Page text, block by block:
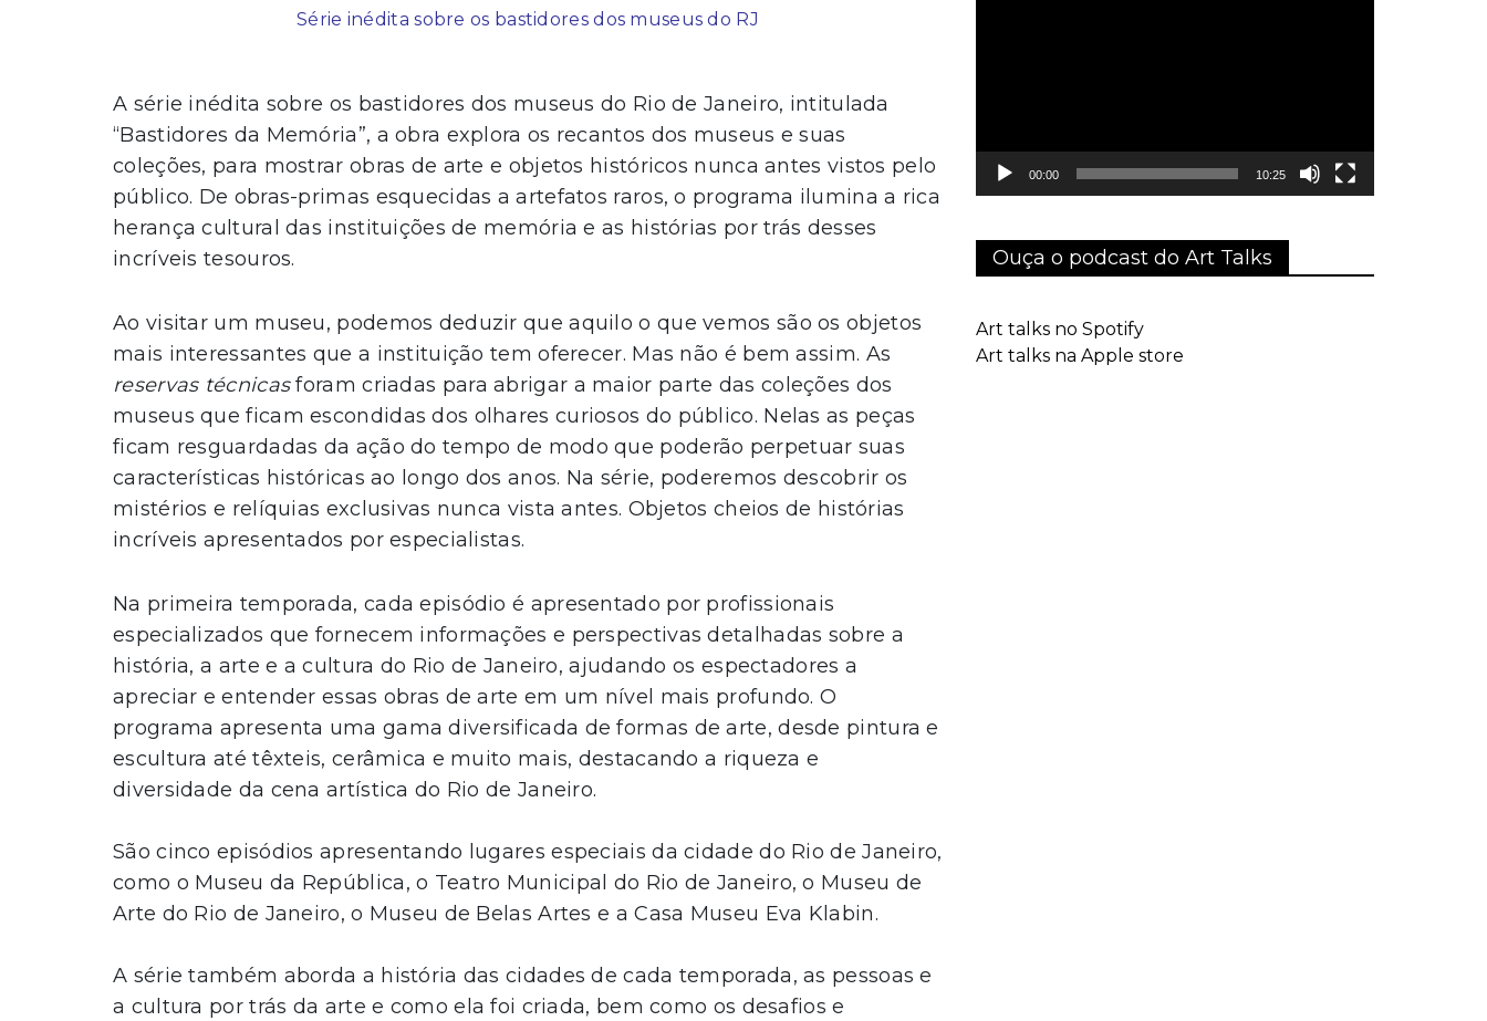
Série inédita sobre os bastidores dos museus do RJ
A série inédita sobre os bastidores dos museus do Rio de Janeiro, intitulada
“Bastidores da Memória”, a obra explora os recantos dos museus e suas
coleções, para mostrar obras de arte e objetos históricos nunca antes vistos pelo
público. De obras-primas esquecidas a artefatos raros, o programa ilumina a rica
herança cultural das instituições de memória e as histórias por trás desses
incríveis tesouros.
Ao visitar um museu, podemos deduzir que aquilo o que vemos são os objetos
mais interessantes que a instituição tem oferecer. Mas não é bem assim. As
reservas técnicasforam criadas para abrigar a maior parte das coleções dos
museus que ficam escondidas dos olhares curiosos do público. Nelas as peças
ficam resguardadas da ação do tempo de modo que poderão perpetuar suas
características históricas ao longo dos anos. Na série, poderemos descobrir os
mistérios e relíquias exclusivas nunca vista antes. Objetos cheios de histórias
incríveis apresentados por especialistas.
Na primeira temporada, cada episódio é apresentado por profissionais
especializados que fornecem informações e perspectivas detalhadas sobre a
história, a arte e a cultura do Rio de Janeiro, ajudando os espectadores a
apreciar e entender essas obras de arte em um nível mais profundo. O
programa apresenta uma gama diversificada de formas de arte, desde pintura e
escultura até têxteis, cerâmica e muito mais, destacando a riqueza e
diversidade da cena artística do Rio de Janeiro.
São cinco episódios apresentando lugares especiais da cidade do Rio de Janeiro,
como o Museu da República, o Teatro Municipal do Rio de Janeiro, o Museu de
Arte do Rio de Janeiro, o Museu de Belas Artes e a Casa Museu Eva Klabin.
A série também aborda a história das cidades de cada temporada, as pessoas e
a cultura por trás da arte e como ela foi criada, bem como os desafios e
00:00 10:25
Ouça o podcast do Art Talks
Art talks no Spotify
Art talks na Apple store